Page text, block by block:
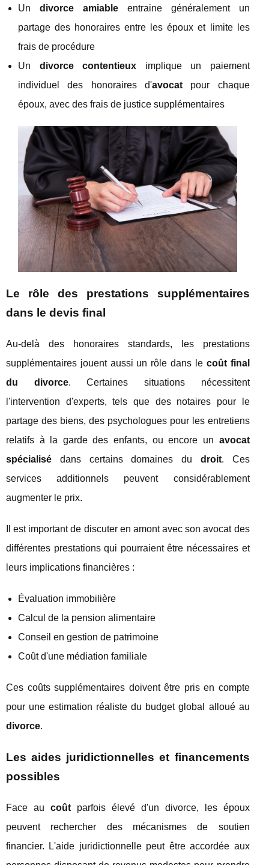
Un divorce amiableentraine généralement un
partage des honoraires entre les époux et limite les
frais de procédure
Un divorce contentieux implique un paiement
individuel des honoraires d'avocatpour chaque
époux, avec des frais de justice supplémentaires
Le rôle des prestations supplémentaires
dans le devis final
Au-delà des honoraires standards, les prestations
supplémentaires jouent aussi un rôle dans le coût final
du divorce. Certaines situations nécessitent
l'intervention d'experts, tels que des notaires pour le
partage des biens, des psychologues pour les entretiens
relatifs à la garde des enfants, ou encore un avocat
spécialisé dans certains domaines du droit. Ces
services additionnels peuvent considérablement
augmenter le prix.
Il est important de discuter en amont avec son avocat des
différentes prestations qui pourraient être nécessaires et
leurs implications financières :
Évaluation immobilière
Calcul de la pension alimentaire
Conseil en gestion de patrimoine
Coût d'une médiation familiale
Ces coûts supplémentaires doivent être pris en compte
pour une estimation réaliste du budget global alloué au
divorce.
Les aides juridictionnelles et financements
possibles
Face au coûtparfois élevé d'un divorce, les époux
peuvent rechercher des mécanismes de soutien
financier. L'aide juridictionnelle peut être accordée aux